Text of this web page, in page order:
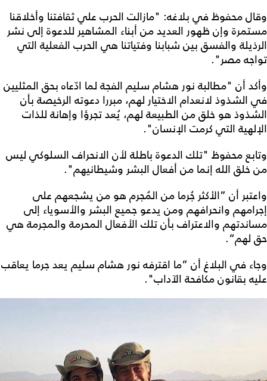
وقال محفوظ في بلاغه: "مازالت الحرب علي ثقافتنا وأخلاقنا
مستمرة وإن ظهور العديد من أبناء المشاهير للدعوة إلى نشر
الرذيلة والفسق بين شبابنا وفتياتنا هي الحرب الفعلية التي
تواجه مصر".
وأكد أن "مطالبة نور هشام سليم الفجة لما ادّعاه بحق المثليين
في الشذوذ لانعدام الاختيار لهم، مبررا دعوته الرخيصة بأن
الشذوذ هو خلق من الطبيعة لهم، يُعد تجرؤا وإهانة للذات
الإلهية التي كرمت الإنسان".
وتابع محفوظ "تلك الدعوة باطلة لأن الانحراف السلوكي ليس
من خلق الله إنما من أفعال البشر وشيطانيهم".
واعتبر أن ”الأكثر جُرما من المُجرم هو من يشجعهم على
إجرامهم وانحرافهم ومن يدعو جميع البشر والأسوياء إلى
مساندتهم والاعتراف بأن تلك الأفعال المحرمة والمجرمة هي
حق لهم“.
وجاء في البلاغ أن ”ما اقترفه نور هشام سليم يعد جرما يعاقب
عليه بقانون مكافحة الآداب".